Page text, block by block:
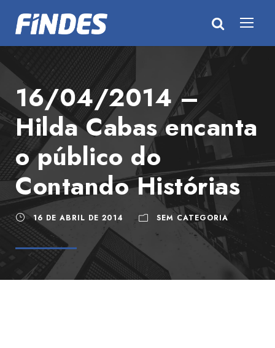
16/04/2014 –
Hilda Cabas encanta
o público do
Contando Histórias
16 DE ABRIL DE 2014 SEM CATEGORIA